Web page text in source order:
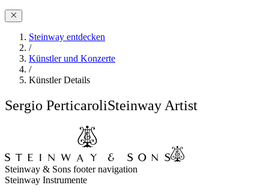
Steinway entdecken
/
Künstler und Konzerte
/
Künstler Details
Sergio PerticaroliSteinway Artist
Steinway & Sons footer navigation
Steinway Instrumente